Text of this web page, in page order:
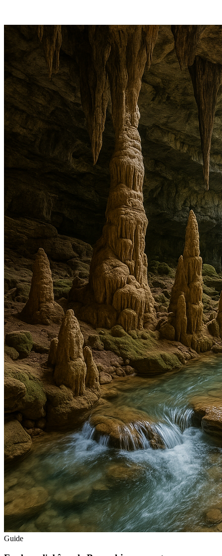
Guide